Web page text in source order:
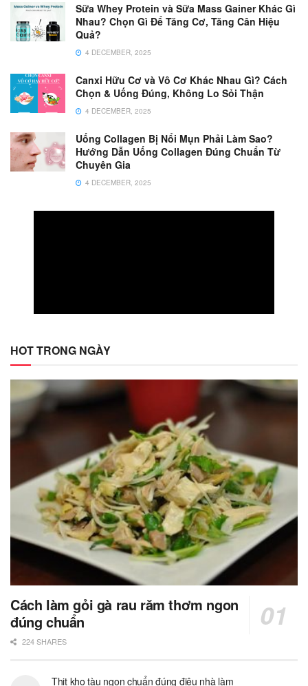
Sữa Whey Protein và Sữa Mass Gainer Khác Gì
Nhau? Chọn Gì Để Tăng Cơ, Tăng Cân Hiệu
Quả?
4 DECEMBER, 2025
Canxi Hữu Cơ và Vô Cơ Khác Nhau Gì? Cách
Chọn & Uống Đúng, Không Lo Sỏi Thận
4 DECEMBER, 2025
Uống Collagen Bị Nổi Mụn Phải Làm Sao?
Hướng Dẫn Uống Collagen Đúng Chuẩn Từ
Chuyên Gia
4 DECEMBER, 2025
HOT TRONG NGÀY
Cách làm gỏi gà rau răm thơm ngon
đúng chuẩn
224 SHARES
Thịt kho tàu ngon chuẩn đúng điệu nhà làm